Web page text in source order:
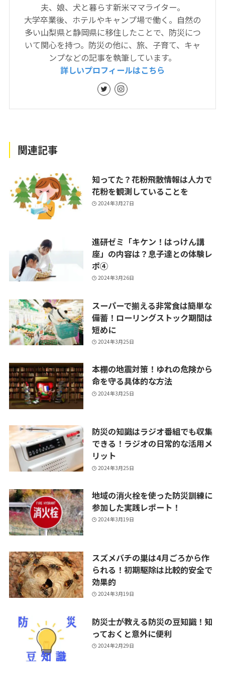
夫、娘、犬と暮らす新米ママライター。
大学卒業後、ホテルやキャンプ場で働く。自然の
多い山梨県と静岡県に移住したことで、防災につ
いて関心を持つ。防災の他に、旅、子育て、キャ
ンプなどの記事を執筆しています。
詳しいプロフィールはこちら
関連記事
知ってた？花粉飛散情報は人力で
花粉を観測していることを
2024年3月27日
進研ゼミ「キケン！はっけん講
座」の内容は？息子達との体験レ
ポ④
2024年3月26日
スーパーで揃える非常食は簡単な
備蓄！ローリングストック期間は
短めに
2024年3月25日
本棚の地震対策！ゆれの危険から
命を守る具体的な方法
2024年3月25日
防災の知識はラジオ番組でも収集
できる！ラジオの日常的な活用メ
リット
2024年3月25日
地域の消火栓を使った防災訓練に
参加した実践レポート！
2024年3月19日
スズメバチの巣は4月ごろから作
られる！初期駆除は比較的安全で
効果的
2024年3月19日
防災士が教える防災の豆知識！知
っておくと意外に便利
2024年2月29日